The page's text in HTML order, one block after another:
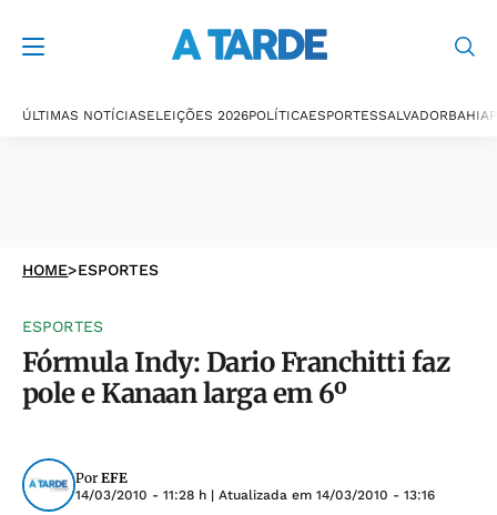
ÚLTIMAS NOTÍCIASELEIÇÕES 2026POLÍTICAESPORTESSALVADORBAHIA
HOME>ESPORTES
ESPORTES
Fórmula Indy: Dario Franchitti faz
pole e Kanaan larga em 6º
Por EFE
14/03/2010 - 11:28 h | Atualizada em 14/03/2010 - 13:16